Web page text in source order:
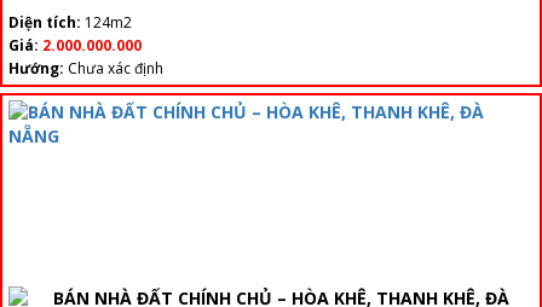
Diện tích: 124m2
Giá: 2.000.000.000
Hướng: Chưa xác định